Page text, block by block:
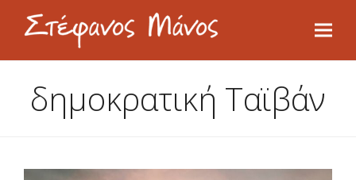
δημοκρατική Ταϊβάν